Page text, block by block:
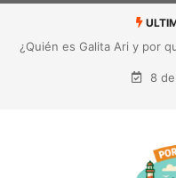
¿Quién es Galita Ari y por
La polémica8